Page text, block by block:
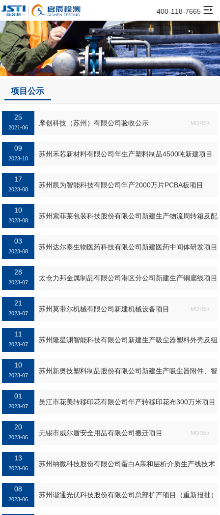
400-118-7665
项目公示
25
2021-06
摩创科技（苏州）有限公司验收公示 MORE+
09
2023-10
苏州禾芯新材料有限公司年生产塑料制品4500吨新建项目
17
2023-08
苏州凯为智能科技有限公司年产2000万片PCBA板项目
10
2023-08
苏州索菲莱包装科技股份有限公司新建生产物流周转箱及配
03
2023-08
苏州达尔泰生物医药科技有限公司新建医药中间体研发项目
28
2023-07
太仓力邦金属制品有限公司港区分公司新建生产铜扁线项目
21
2023-07
苏州莫带尔机械有限公司新建机械设备项目 MORE+
11
2023-07
苏州隆星渊智能科技有限公司新建生产吸尘器塑料外壳及组
10
2023-07
苏州新奥技塑料制品股份有限公司新建生产吸尘器附件、智
01
2023-07
吴江市花美转移印花有限公司年产转移印花布300万米项目
20
2023-06
无锡市威尔盾安全用品有限公司搬迁项目 MORE+
13
2023-06
苏州纳微科技股份有限公司蛋白A亲和层析介质生产线技术
08
2023-06
苏州谐通光伏科技股份有限公司总部扩产项目（重新报批）